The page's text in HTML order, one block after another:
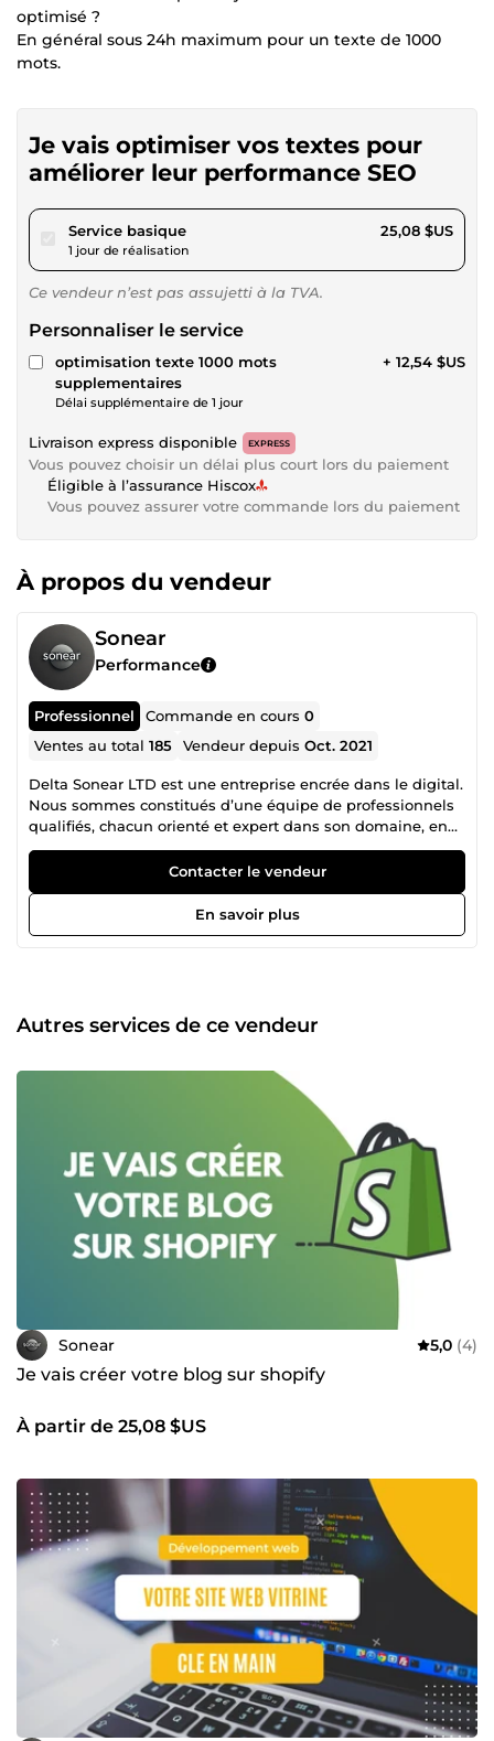
optimisé ?
En général sous 24h maximum pour un texte de 1000
mots.
Je vais optimiser vos textes pour
améliorer leur performance SEO
Service basiquepour 23,11 $US
1 jour de réalisation
25,08 $US
Ce vendeur n’est pas assujetti à la TVA.
Personnaliser le service
optimisation texte 1000 mots
supplementaires
Délai supplémentaire de 1 jour
+ 12,54 $US
Livraison express disponible EXPRESS
Vous pouvez choisir un délai plus court lors du paiement
Éligible à l’assurance Hiscox
Vous pouvez assurer votre commande lors du paiement
À propos du vendeur
Sonear
Performance
Professionnel Commande en cours0
Ventes au total185 Vendeur depuisOct. 2021
Delta Sonear LTD est une entreprise encrée dans le digital.
Nous sommes constitués d’une équipe de professionnels
qualifiés, chacun orienté et expert dans son domaine, en
collaboration mutuelle pour un accompagnement
irréprochable dans la réalisation de vos projets. N’hésitez
donc pas à consulter la liste des différents services que
nous proposons et nous contacter pour tout autre besoin
spécifique en rapport avec nos services.
Contacter le vendeur
En savoir plus
Autres services de ce vendeur
Sonear 5,0 (4)
Je vais créer votre blog sur shopify
À partir de 25,08 $US